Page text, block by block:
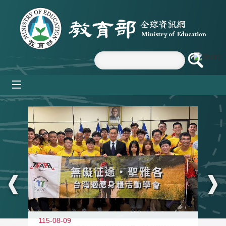
跳到主要內容區塊
:::
115-08-09